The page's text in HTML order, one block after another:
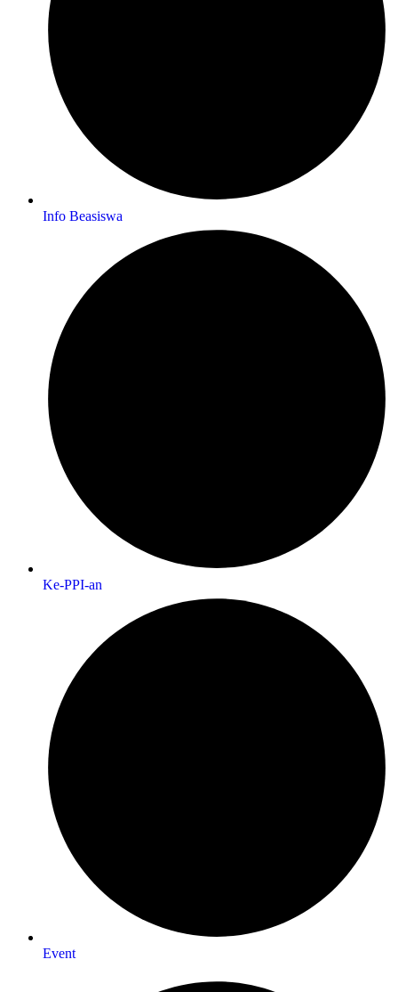
Info Beasiswa
Ke-PPI-an
Event